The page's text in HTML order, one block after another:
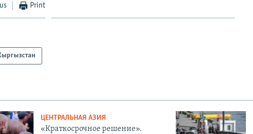
Print
ЦЕНТРАЛЬНАЯ АЗИЯ
«Краткосрочное решение».